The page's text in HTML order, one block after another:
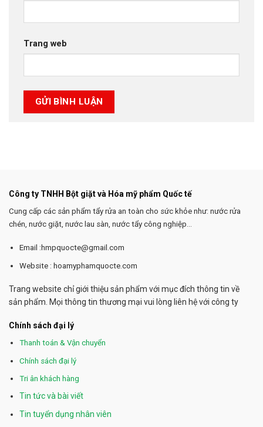
Trang web
Công ty TNHH Bột giặt và Hóa mỹ phẩm Quốc tế
Cung cấp các sản phẩm tẩy rửa an toàn cho sức khỏe như: nước rửa
chén, nước giặt, nước lau sàn, nước tẩy công nghiệp...
Email :hmpquocte@gmail.com
Website : hoamyphamquocte.com
Trang website chỉ giới thiệu sản phẩm với mục đích thông tin về
sản phẩm. Mọi thông tin thương mại vui lòng liên hệ với công ty
Chính sách đại lý
Thanh toán & Vận chuyển
Chính sách đại lý
Tri ân khách hàng
Tin tức và bài viết
Tin tuyển dụng nhân viên